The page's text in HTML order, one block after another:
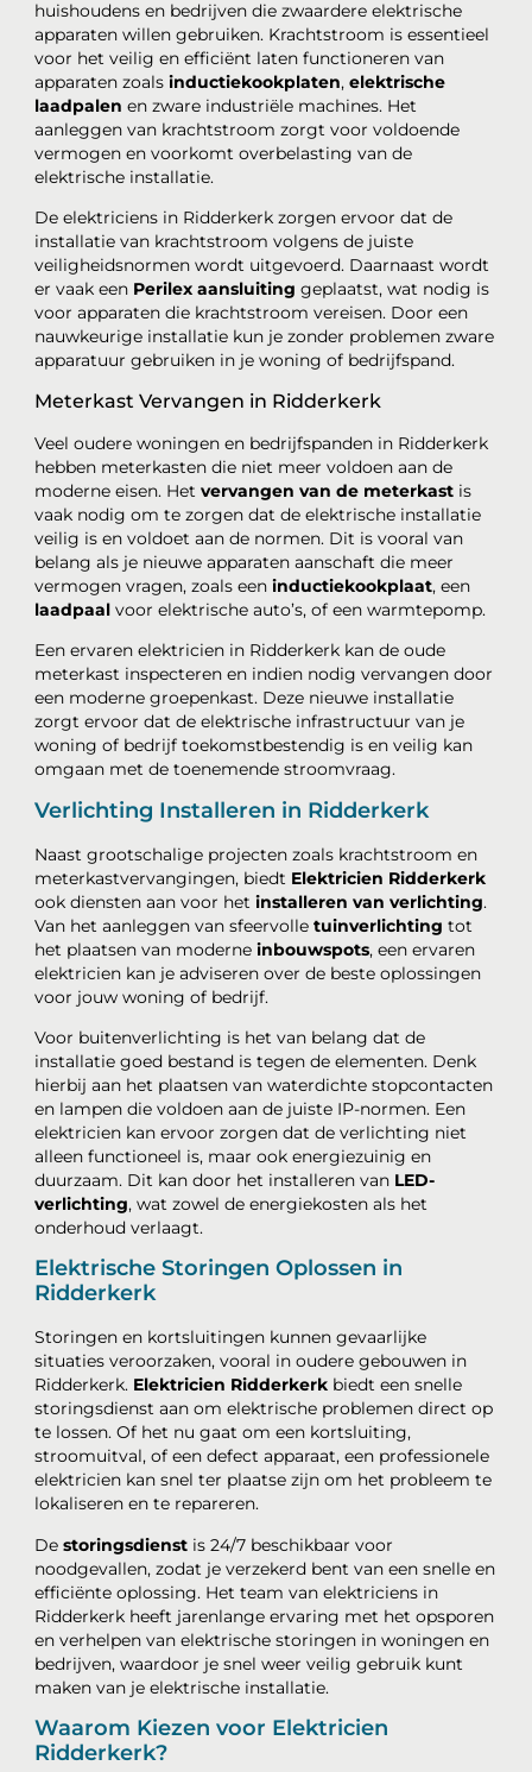
huishoudens en bedrijven die zwaardere elektrische
apparaten willen gebruiken. Krachtstroom is essentieel
voor het veilig en efficiënt laten functioneren van
apparaten zoalsinductiekookplaten,elektrische
laadpalen en zware industriële machines. Het
aanleggen van krachtstroom zorgt voor voldoende
vermogen en voorkomt overbelasting van de
elektrische installatie.
De elektriciens in Ridderkerk zorgen ervoor dat de
installatie van krachtstroom volgens de juiste
veiligheidsnormen wordt uitgevoerd. Daarnaast wordt
er vaak een Perilex aansluiting geplaatst, wat nodig is
voor apparaten die krachtstroom vereisen. Door een
nauwkeurige installatie kun je zonder problemen zware
apparatuur gebruiken in je woning of bedrijfspand.
Meterkast Vervangen in Ridderkerk
Veel oudere woningen en bedrijfspanden in Ridderkerk
hebben meterkasten die niet meer voldoen aan de
moderne eisen. Hetvervangen van de meterkast is
vaak nodig om te zorgen dat de elektrische installatie
veilig is en voldoet aan de normen. Dit is vooral van
belang als je nieuwe apparaten aanschaft die meer
vermogen vragen, zoals eeninductiekookplaat, een
laadpaal voor elektrische auto’s, of een warmtepomp.
Een ervaren elektricien in Ridderkerk kan de oude
meterkast inspecteren en indien nodig vervangen door
een moderne groepenkast. Deze nieuwe installatie
zorgt ervoor dat de elektrische infrastructuur van je
woning of bedrijf toekomstbestendig is en veilig kan
omgaan met de toenemende stroomvraag.
Verlichting Installeren in Ridderkerk
Naast grootschalige projecten zoals krachtstroom en
meterkastvervangingen, biedt Elektricien Ridderkerk
ook diensten aan voor hetinstalleren van verlichting.
Van het aanleggen van sfeervolletuinverlichting tot
het plaatsen van moderneinbouwspots, een ervaren
elektricien kan je adviseren over de beste oplossingen
voor jouw woning of bedrijf.
Voor buitenverlichting is het van belang dat de
installatie goed bestand is tegen de elementen. Denk
hierbij aan het plaatsen van waterdichte stopcontacten
en lampen die voldoen aan de juiste IP-normen. Een
elektricien kan ervoor zorgen dat de verlichting niet
alleen functioneel is, maar ook energiezuinig en
duurzaam. Dit kan door het installeren van LED-
verlichting, wat zowel de energiekosten als het
onderhoud verlaagt.
Elektrische Storingen Oplossen in
Ridderkerk
Storingen en kortsluitingen kunnen gevaarlijke
situaties veroorzaken, vooral in oudere gebouwen in
Ridderkerk. Elektricien Ridderkerk biedt een snelle
storingsdienst aan om elektrische problemen direct op
te lossen. Of het nu gaat om een kortsluiting,
stroomuitval, of een defect apparaat, een professionele
elektricien kan snel ter plaatse zijn om het probleem te
lokaliseren en te repareren.
Destoringsdienst is 24/7 beschikbaar voor
noodgevallen, zodat je verzekerd bent van een snelle en
efficiënte oplossing. Het team van elektriciens in
Ridderkerk heeft jarenlange ervaring met het opsporen
en verhelpen van elektrische storingen in woningen en
bedrijven, waardoor je snel weer veilig gebruik kunt
maken van je elektrische installatie.
Waarom Kiezen voor Elektricien
Ridderkerk?